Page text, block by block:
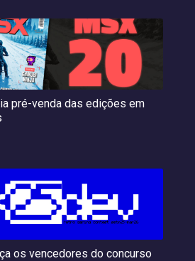
pré-venda das edições em
os vencedores do concurso